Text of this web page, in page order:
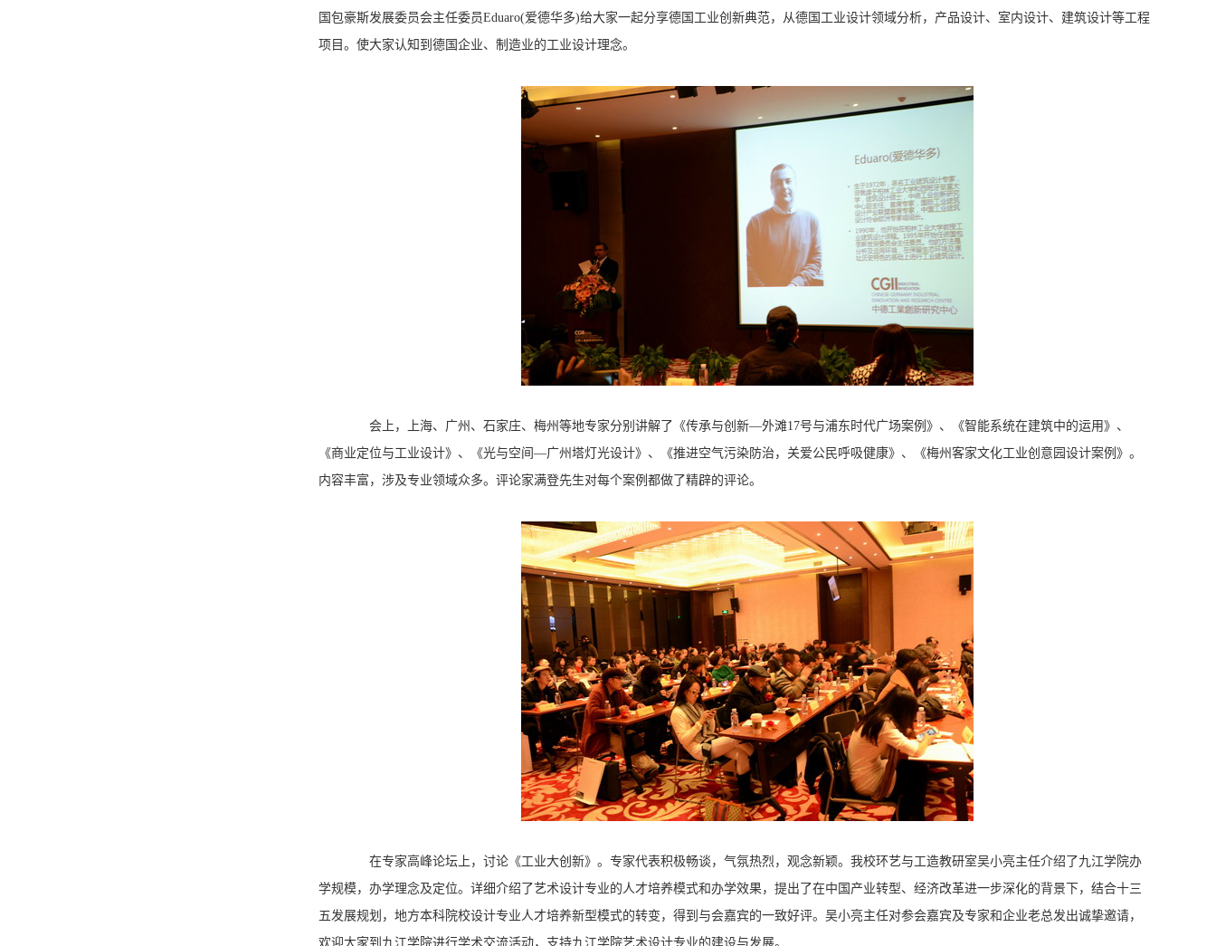
国包豪斯发展委员会主任委员Eduaro(爱德华多)给大家一起分享德国工业创新典范，从德国工业设计领域分析，产品设计、室内设计、建筑设计等工程
项目。使大家认知到德国企业、制造业的工业设计理念。
会上，上海、广州、石家庄、梅州等地专家分别讲解了《传承与创新—外滩17号与浦东时代广场案例》、《智能系统在建筑中的运用》、
《商业定位与工业设计》、《光与空间—广州塔灯光设计》、《推进空气污染防治，关爱公民呼吸健康》、《梅州客家文化工业创意园设计案例》。
内容丰富，涉及专业领域众多。评论家满登先生对每个案例都做了精辟的评论。
在专家高峰论坛上，讨论《工业大创新》。专家代表积极畅谈，气氛热烈，观念新颖。我校环艺与工造教研室吴小亮主任介绍了九江学院办
学规模，办学理念及定位。详细介绍了艺术设计专业的人才培养模式和办学效果，提出了在中国产业转型、经济改革进一步深化的背景下，结合十三
五发展规划，地方本科院校设计专业人才培养新型模式的转变，得到与会嘉宾的一致好评。吴小亮主任对参会嘉宾及专家和企业老总发出诚挚邀请，
欢迎大家到九江学院进行学术交流活动，支持九江学院艺术设计专业的建设与发展。